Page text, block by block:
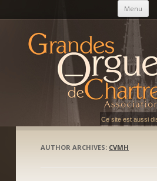
Menu
AGOC
Les Grandes Orgues de Chartres
Ce site est aussi
AUTHOR ARCHIVES: CVMH